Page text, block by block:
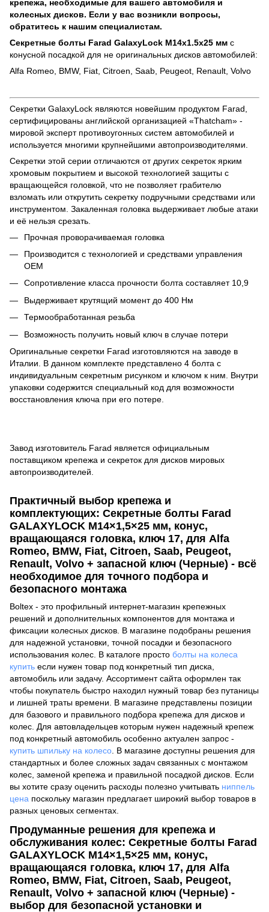
крепежа, необходимые для вашего автомобиля и
колесных дисков. Если у вас возникли вопросы,
обратитесь к нашим специалистам.
Секретные болты Farad GalaxyLock M14x1.5x25 мм с
конусной посадкой для не оригинальных дисков автомобилей:
Alfa Romeo, BMW, Fiat, Citroen, Saab, Peugeot, Renault, Volvo
Секретки GalaxyLock являются новейшим продуктом Farad,
сертифицированы английской организацией «Thatcham» -
мировой эксперт противоугонных систем автомобилей и
используется многими крупнейшими автопроизводителями.
Секретки этой серии отличаются от других секреток ярким
хромовым покрытием и высокой технологией защиты с
вращающейся головкой, что не позволяет грабителю
взломать или открутить секретку подручными средствами или
инструментом. Закаленная головка выдерживает любые атаки
и её нельзя срезать.
Прочная проворачиваемая головка
Производится с технологией и средствами управления
OEM
Сопротивление класса прочности болта составляет 10,9
Выдерживает крутящий момент до 400 Нм
Термообработанная резьба
Возможность получить новый ключ в случае потери
Оригинальные секретки Farad изготовляются на заводе в
Италии. В данном комплекте представлено 4 болта с
индивидуальным секретным рисунком и ключом к ним. Внутри
упаковки содержится специальный код для возможности
восстановления ключа при его потере.
Завод изготовитель Farad является официальным
поставщиком крепежа и секреток для дисков мировых
автопроизводителей.
Практичный выбор крепежа и
комплектующих: Секретные болты Farad
GALAXYLOCK M14×1,5×25 мм, конус,
вращающаяся головка, ключ 17, для Alfa
Romeo, BMW, Fiat, Citroen, Saab, Peugeot,
Renault, Volvo + запасной ключ (Черные) - всё
необходимое для точного подбора и
безопасного монтажа
Boltex - это профильный интернет-магазин крепежных
решений и дополнительных компонентов для монтажа и
фиксации колесных дисков. В магазине подобраны решения
для надежной установки, точной посадки и безопасного
использования колес. В каталоге просто болты на колеса
купить если нужен товар под конкретный тип диска,
автомобиль или задачу. Ассортимент сайта оформлен так
чтобы покупатель быстро находил нужный товар без путаницы
и лишней траты времени. В магазине представлены позиции
для базового и правильного подбора крепежа для дисков и
колес. Для автовладельцев которым нужен надежный крепеж
под конкретный автомобиль особенно актуален запрос -
купить шпильку на колесо. В магазине доступны решения для
стандартных и более сложных задач связанных с монтажом
колес, заменой крепежа и правильной посадкой дисков. Если
вы хотите сразу оценить расходы полезно учитывать ниппель
цена поскольку магазин предлагает широкий выбор товаров в
разных ценовых сегментах.
Продуманные решения для крепежа и
обслуживания колес: Секретные болты Farad
GALAXYLOCK M14×1,5×25 мм, конус,
вращающаяся головка, ключ 17, для Alfa
Romeo, BMW, Fiat, Citroen, Saab, Peugeot,
Renault, Volvo + запасной ключ (Черные) -
выбор для безопасной установки и